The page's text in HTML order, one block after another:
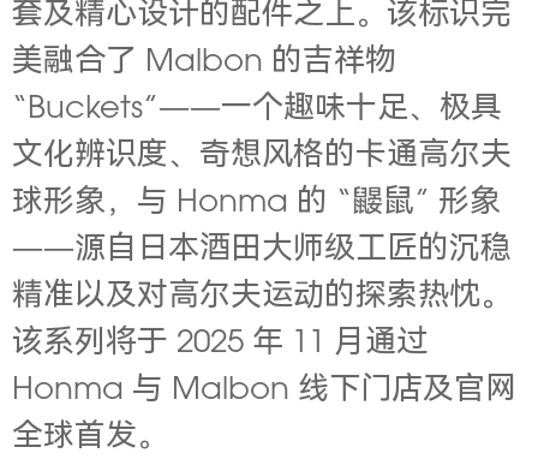
套及精心设计的配件之上。该标识完
美融合了 Malbon 的吉祥物
“Buckets”——一个趣味十足、极具
文化辨识度、奇想风格的卡通高尔夫
球形象，与 Honma 的 “鼹鼠” 形象
——源自日本酒田大师级工匠的沉稳
精准以及对高尔夫运动的探索热忱。
该系列将于 2025 年 11 月通过
Honma 与 Malbon 线下门店及官网
全球首发。